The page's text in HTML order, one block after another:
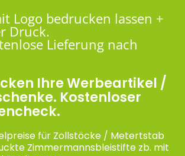
Logo bedrucken lassen +
Druck.
Lieferung nach
Ihre Werbeartikel /
Kostenloser
für Zollstöcke / Metertstab
Zimmermannsbleistifte zb. mit